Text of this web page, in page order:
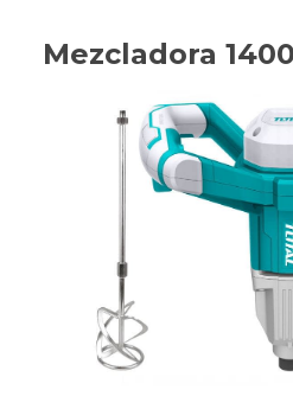
Mezcladora